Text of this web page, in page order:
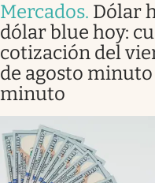
Mercados. Dólar
dólar blue hoy:
cotización del
de agosto minuto
minuto